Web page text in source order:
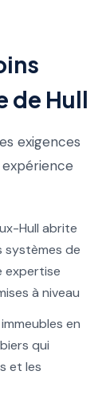
de Hull
exigences
Hull abrite
systèmes de
expertise
à niveau
en
qui
et les